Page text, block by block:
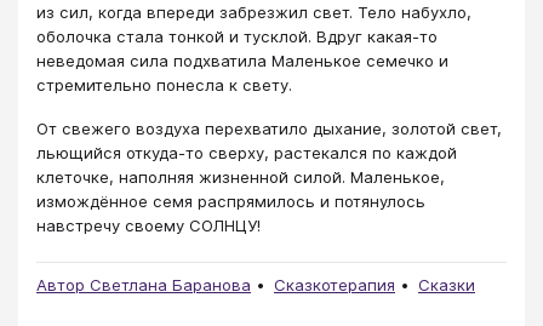
из сил, когда впереди забрезжил свет. Тело набухло,
оболочка стала тонкой и тусклой. Вдруг какая-то
неведомая сила подхватила Маленькое семечко и
стремительно понесла к свету.
От свежего воздуха перехватило дыхание, золотой свет,
льющийся откуда-то сверху, растекался по каждой
клеточке, наполняя жизненной силой. Маленькое,
измождённое семя распрямилось и потянулось
навстречу своему СОЛНЦУ!
Автор Светлана Баранова Сказкотерапия Сказки